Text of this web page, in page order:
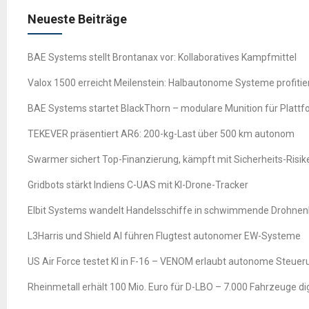
Neueste Beiträge
BAE Systems stellt Brontanax vor: Kollaboratives Kampfmittel
Valox 1500 erreicht Meilenstein: Halbautonome Systeme
BAE Systems startet BlackThorn – modulare Munition für
TEKEVER präsentiert AR6: 200-kg-Last über 500 km autonom
Swarmer sichert Top-Finanzierung, kämpft mit Sicherheits-
Gridbots stärkt Indiens C-UAS mit KI-Drone-Tracker
Elbit Systems wandelt Handelsschiffe in schwimmende
L3Harris und Shield AI führen Flugtest autonomer EW-Systeme
US Air Force testet KI in F-16 – VENOM erlaubt autonome
Rheinmetall erhält 100 Mio. Euro für D-LBO – 7.000 Fahrzeuge